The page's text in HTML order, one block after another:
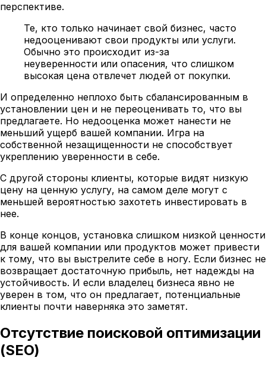
перспективе.
Те, кто только начинает свой бизнес, часто
недооценивают свои продукты или услуги.
Обычно это происходит из-за
неуверенности или опасения, что слишком
высокая цена отвлечет людей от покупки.
И определенно неплохо быть сбалансированным в
установлении цен и не переоценивать то, что вы
предлагаете. Но недооценка может нанести не
меньший ущерб вашей компании. Игра на
собственной незащищенности не способствует
укреплению уверенности в себе.
С другой стороны клиенты, которые видят низкую
цену на ценную услугу, на самом деле могут с
меньшей вероятностью захотеть инвестировать в
нее.
В конце концов, установка слишком низкой ценности
для вашей компании или продуктов может привести
к тому, что вы выстрелите себе в ногу. Если бизнес не
возвращает достаточную прибыль, нет надежды на
устойчивость. И если владелец бизнеса явно не
уверен в том, что он предлагает, потенциальные
клиенты почти наверняка это заметят.
Отсутствие поисковой оптимизации
(SEO)